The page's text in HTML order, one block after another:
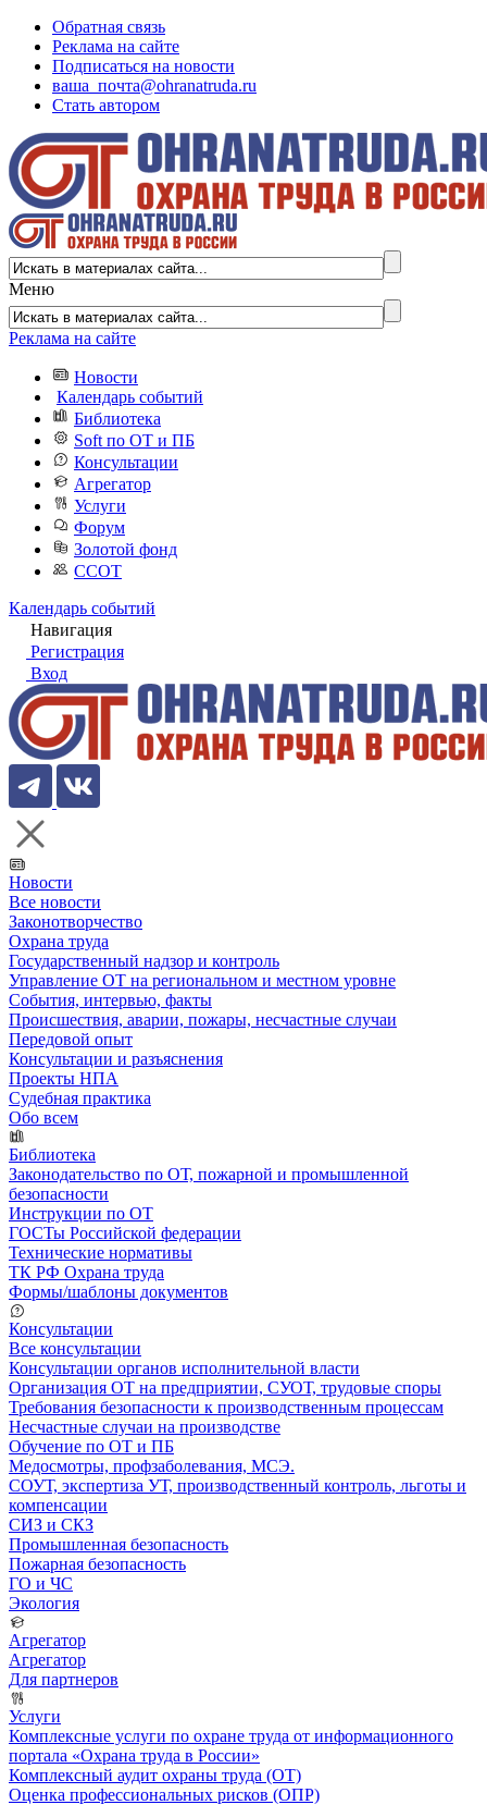
Обратная связь
Реклама на сайте
Подписаться на новости
ваша_почта@ohranatruda.ru
Стать автором
Меню
Реклама на сайте
Новости
Календарь событий
Библиотека
Soft по ОТ и ПБ
Консультации
Агрегатор
Услуги
Форум
Золотой фонд
ССОТ
Календарь событий
Навигация
Регистрация
Вход
Новости
Все новости
Законотворчество
Охрана труда
Государственный надзор и контроль
Управление ОТ на региональном и местном уровне
События, интервью, факты
Происшествия, аварии, пожары, несчастные случаи
Передовой опыт
Консультации и разъяснения
Проекты НПА
Судебная практика
Обо всем
Библиотека
Законодательство по ОТ, пожарной и промышленной
безопасности
Инструкции по ОТ
ГОСТы Российской федерации
Технические нормативы
ТК РФ Охрана труда
Формы/шаблоны документов
Консультации
Все консультации
Консультации органов исполнительной власти
Организация ОТ на предприятии, СУОТ, трудовые споры
Требования безопасности к производственным процессам
Несчастные случаи на производстве
Обучение по ОТ и ПБ
Медосмотры, профзаболевания, МСЭ.
СОУТ, экспертиза УТ, производственный контроль, льготы и
компенсации
СИЗ и СКЗ
Промышленная безопасность
Пожарная безопасность
ГО и ЧС
Экология
Агрегатор
Агрегатор
Для партнеров
Услуги
Комплексные услуги по охране труда от информационного
портала «Охрана труда в России»
Комплексный аудит охраны труда (ОТ)
Оценка профессиональных рисков (ОПР)